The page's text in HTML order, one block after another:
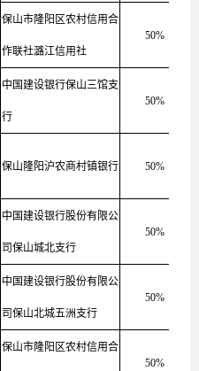
保山市隆阳区农村信用合
作联社潞江信用社
50%
中国建设银行保山三馆支
行
50%
保山隆阳沪农商村镇银行 50%
中国建设银行股份有限公
司保山城北支行
50%
中国建设银行股份有限公
司保山北城五洲支行
50%
保山市隆阳区农村信用合
50%